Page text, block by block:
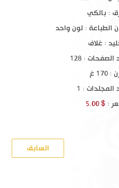
: بالكي
الطباعة : لون واحد
: غلاف
: 128
غ
المجلدات : 1
:
$ 5.00
السابق